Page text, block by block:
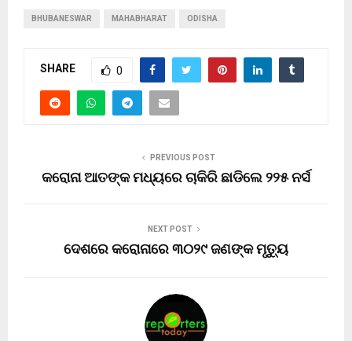
BHUBANESWAR MAHABHARAT ODISHA
SHARE 0
PREVIOUS POST
କରୋନା ଆତଙ୍କ ମଧ୍ୟରେ ଚାକିରି ଛାଡିଲେ ୨୨୫ ନର୍ସ
NEXT POST
ଦେଶରେ କରୋନାରେ ୩୦୨୯ ଜଣଙ୍କ ମୃତ୍ୟୁ